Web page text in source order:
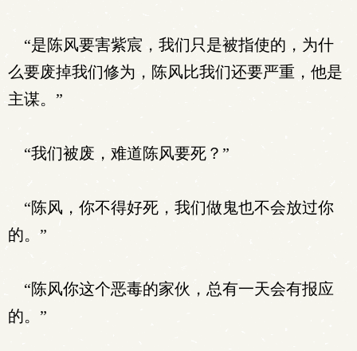
“是陈风要害紫宸，我们只是被指使的，为什
么要废掉我们修为，陈风比我们还要严重，他是
主谋。”
“我们被废，难道陈风要死？”
“陈风，你不得好死，我们做鬼也不会放过你
的。”
“陈风你这个恶毒的家伙，总有一天会有报应
的。”